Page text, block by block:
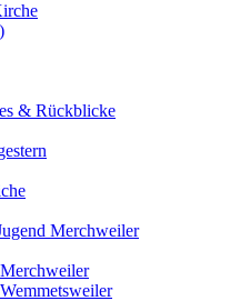
& Rückblicke
Merchweiler